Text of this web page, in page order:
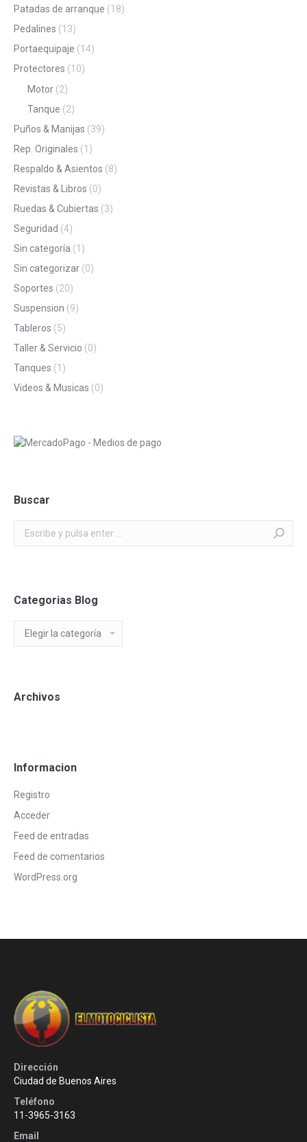
Patadas de arranque (18)
Pedalines (13)
Portaequipaje (14)
Protectores (10)
Motor (2)
Tanque (2)
Puños & Manijas (39)
Rep. Originales (1)
Respaldo & Asientos (8)
Revistas & Libros (0)
Ruedas & Cubiertas (3)
Seguridad (4)
Sin categoría (1)
Sin categorizar (0)
Soportes (20)
Suspension (9)
Tableros (5)
Taller & Servicio (0)
Tanques (1)
Videos & Musicas (0)
Buscar
Buscar:
Categorias Blog
Categorias
Blog
Archivos
Informacion
Registro
Acceder
Feed de entradas
Feed de comentarios
WordPress.org
Dirección
Ciudad de Buenos Aires
Teléfono
11-3965-3163
Email